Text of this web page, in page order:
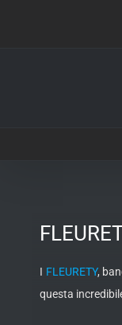
I FLEURETY,
questa